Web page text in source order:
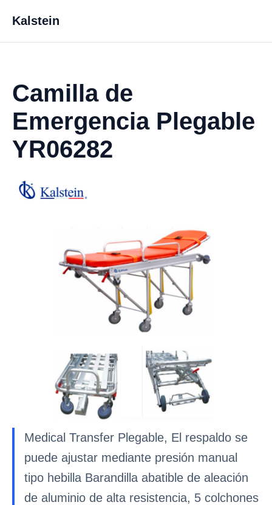
Kalstein
Camilla de
Emergencia Plegable
YR06282
Medical Transfer Plegable, El respaldo se
puede ajustar mediante presión manual
tipo hebilla Barandilla abatible de aleación
de aluminio de alta resistencia, 5 colchones